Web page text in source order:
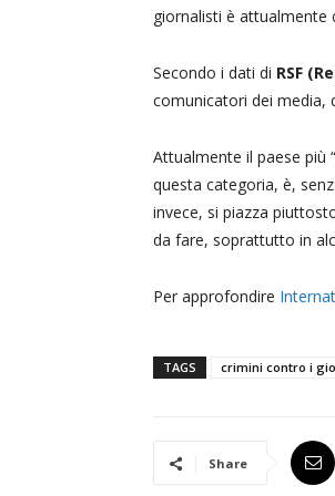
giornalisti è attualmente
Secondo i dati di RSF
comunicatori dei media,
Attualmente il paese più
questa categoria, è,
invece, si piazza
da fare, soprattutto in
Per approfondire
TAGS crimini contro i
Share